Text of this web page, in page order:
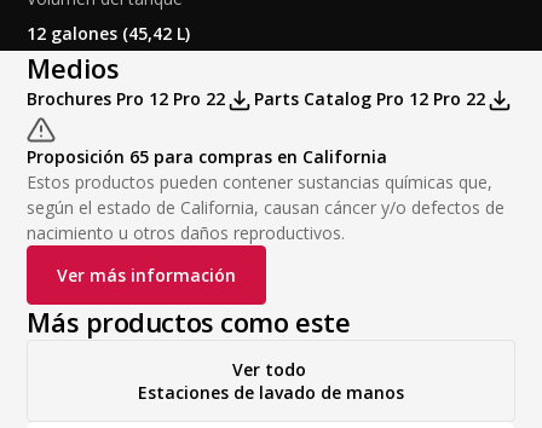
12 galones (45,42 L)
Medios
Brochures Pro 12 Pro 22 Parts Catalog Pro 12 Pro 22
Proposición 65 para compras en California
Estos productos pueden contener sustancias químicas que,
según el estado de California, causan cáncer y/o defectos de
nacimiento u otros daños reproductivos.
Ver más información
Más productos como este
Ver todo
Estaciones de lavado de manos